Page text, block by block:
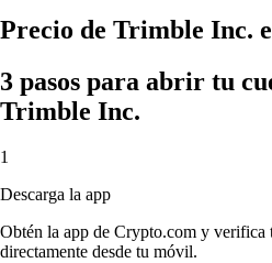
Precio de Trimble Inc.
3 pasos para abrir tu
Trimble Inc.
1
Descarga la app
Obtén la app de Crypto.com y verifica
directamente desde tu móvil.